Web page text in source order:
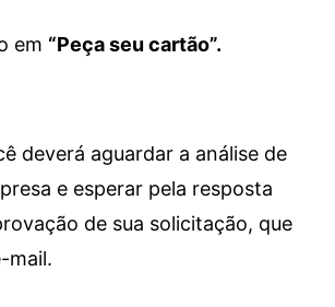
em “Peça seu cartão”.
deverá aguardar a análise de
e esperar pela resposta
de sua solicitação, que
mail.